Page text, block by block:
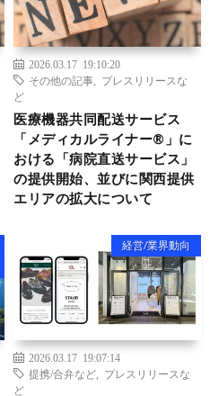
2026.03.17 19:10:20
その他の記事
プレスリリースな
ど
医療機器共同配送サービス
「メディカルライナー®」に
おける「病院直送サービス」
の提供開始、並びに関西提供
エリアの拡大について
経営/業界動向
2026.03.17 19:07:14
提携/合弁など
プレスリリースな
ど